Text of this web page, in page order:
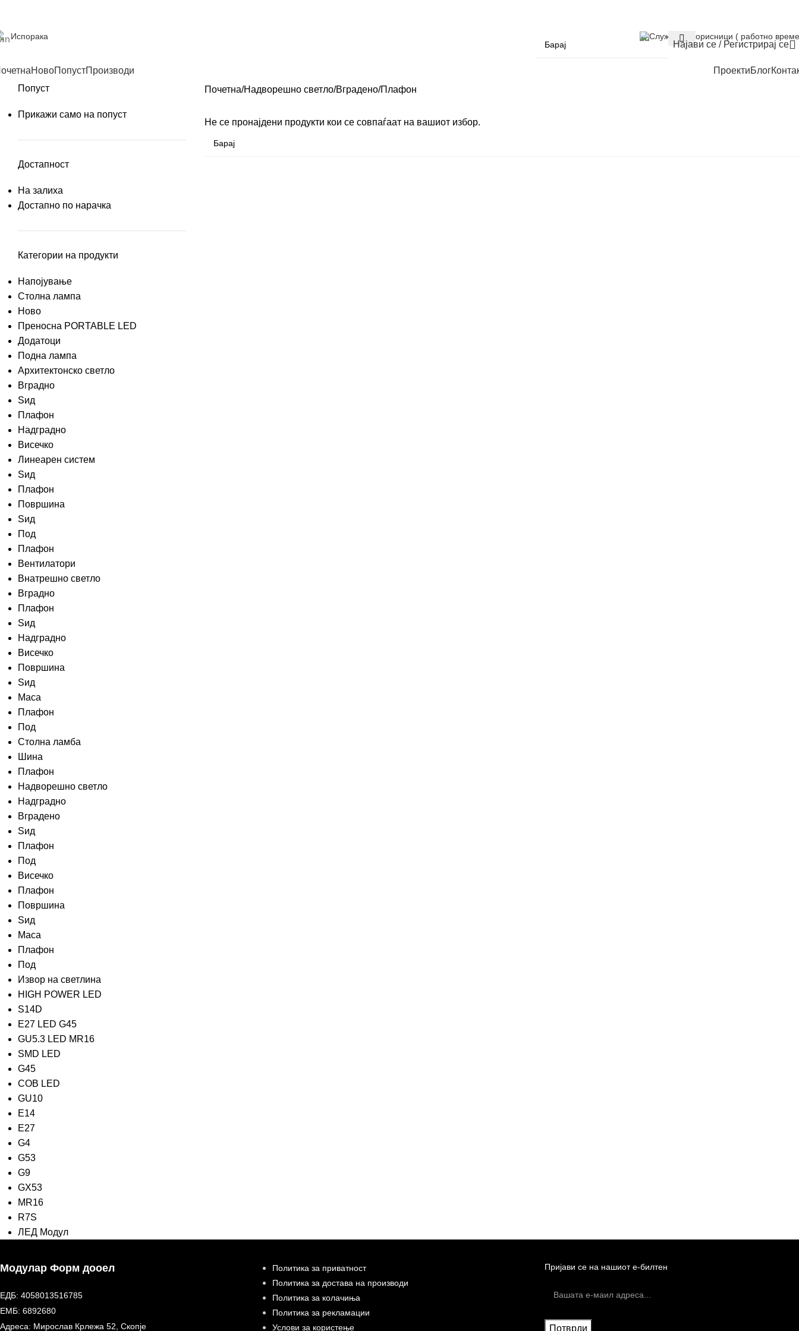
Испорака Служба за корисници ( работно
Најави се / Регистрирај се
НовоПопустПроизводи ПроектиБлог
Попуст
Прикажи само на попуст
Достапност
На залиха
Достапно по нарачка
Категории на продукти
Напојување
Столна лампа
Ново
Преносна PORTABLE LED
Додатоци
Подна лампа
Архитектонско светло
Вградно
Ѕид
Плафон
Надградно
Висечко
Линеарен систем
Ѕид
Плафон
Површина
Ѕид
Под
Плафон
Вентилатори
Внатрешно светло
Вградно
Плафон
Ѕид
Надградно
Висечко
Површина
Sид
Маса
Плафон
Под
Столна ламба
Шина
Плафон
Надворешно светло
Надградно
Вградено
Ѕид
Плафон
Под
Висечко
Плафон
Површина
Ѕид
Маса
Плафон
Под
Извор на светлина
HIGH POWER LED
S14D
E27 LED G45
GU5.3 LED MR16
SMD LED
G45
COB LED
GU10
E14
E27
G4
G53
G9
GX53
MR16
R7S
ЛЕД Модул
Почетна Надворешно светло Вградено Плафон
Не се пронајдени продукти кои се совпаѓаат на вашиот избор.
Модулар Форм дооел
ЕДБ: 4058013516785
ЕМБ: 6892680
Адреса: Мирослав Крлежа 52, Скопје
Политика за приватност
Политика за достава на производи
Политика за колачиња
Политика за рекламации
Услови за користење
Пријави се на нашиот е-билтен